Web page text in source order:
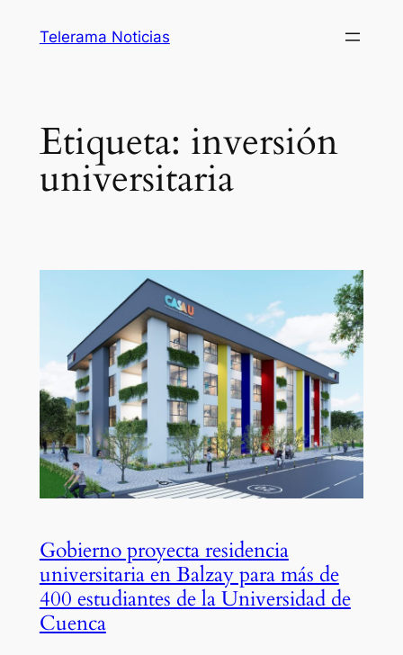
Telerama Noticias
Etiqueta: inversión
universitaria
Gobierno proyecta residencia
universitaria en Balzay para más de
400 estudiantes de la Universidad de
Cuenca